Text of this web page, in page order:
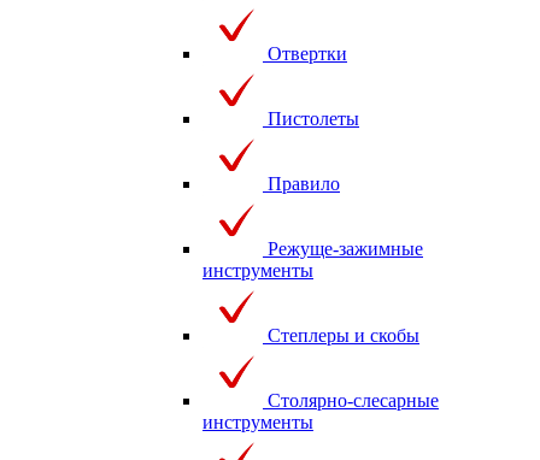
Отвертки
Пистолеты
Правило
Режуще-зажимные
инструменты
Степлеры и скобы
Столярно-слесарные
инструменты